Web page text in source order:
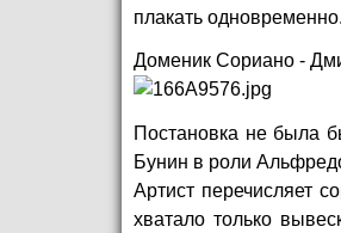
плакать одновременно.
Доменик Сориано -
Постановка не была
Бунин в роли
Артист перечисляет
хватало только